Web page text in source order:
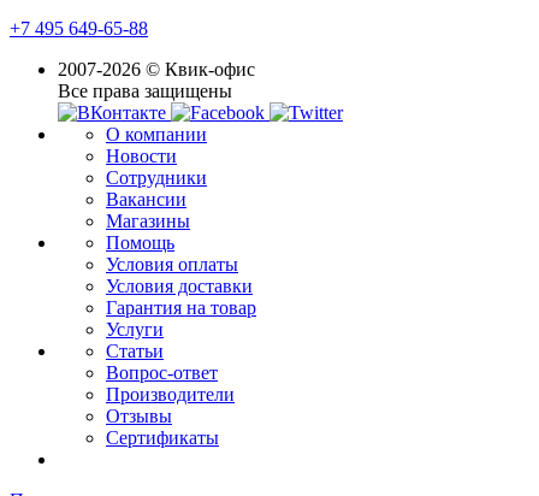
+7 495 649-65-88
2007-2026 © Квик-офис
Все права защищены
О компании
Новости
Сотрудники
Вакансии
Магазины
Помощь
Условия оплаты
Условия доставки
Гарантия на товар
Услуги
Статьи
Вопрос-ответ
Производители
Отзывы
Сертификаты